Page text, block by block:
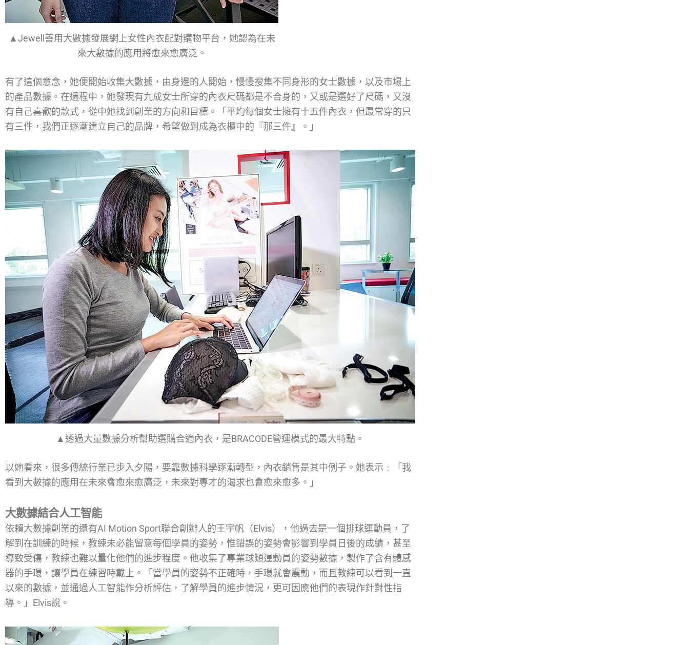
▲Jewell善用大數據發展網上女性內衣配對購物平台，她認為在未
來大數據的應用將愈來愈廣泛。
有了這個意念，她便開始收集大數據，由身邊的人開始，慢慢搜集不同身形的女士數據，以及市場上
的產品數據。在過程中，她發現有九成女士所穿的內衣尺碼都是不合身的，又或是選好了尺碼，又沒
有自己喜歡的款式，從中她找到創業的方向和目標。「平均每個女士擁有十五件內衣，但最常穿的只
有三件，我們正逐漸建立自己的品牌，希望做到成為衣櫃中的『那三件』。」
▲透過大量數據分析幫助選購合適內衣，是BRACODE營運模式的最大特點。
以她看來，很多傳統行業已步入夕陽，要靠數據科學逐漸轉型，內衣銷售是其中例子。她表示﹕「我
看到大數據的應用在未來會愈來愈廣泛，未來對專才的渴求也會愈來愈多。」
大數據結合人工智能
依賴大數據創業的還有AI Motion Sport聯合創辦人的王宇帆（Elvis），他過去是一個排球運動員，了
解到在訓練的時候，教練未必能留意每個學員的姿勢，惟錯誤的姿勢會影響到學員日後的成績，甚至
導致受傷，教練也難以量化他們的進步程度。他收集了專業球類運動員的姿勢數據，製作了含有體感
器的手環，讓學員在練習時戴上。「當學員的姿勢不正確時，手環就會震動，而且教練可以看到一直
以來的數據，並通過人工智能作分析評估，了解學員的進步情況，更可因應他們的表現作針對性指
導。」Elvis說。